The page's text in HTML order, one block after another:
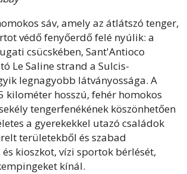
sáv, amely az átlátszó tenger,
védő fenyőerdő felé nyúlik: a
csücskében, Sant'Antioco
Le Saline strand a Sulcis-
legnagyobb látványossága. A
kilométer hosszú, fehér homokos
tengerfenékének köszönhetően
a gyerekekkel utazó családok
területekből és szabad
kioszkot, vízi sportok bérlését,
kínál.